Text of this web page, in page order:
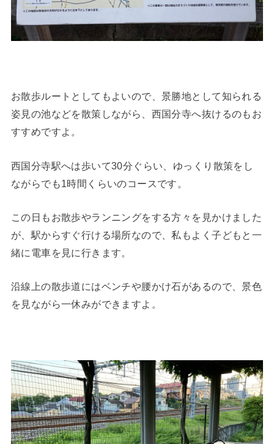
お散歩ルートとしてもよいので、景勝地として知られる
姿見の池などを散策しながら、西国分寺へ抜けるのもお
すすめですよ。
西国分寺駅へは歩いて30分ぐらい、ゆっくり散策をし
ながらでも1時間くらいのコースです。
この日もお散歩やランニングをする方々を見かけました
が、駅からすぐ行ける場所なので、私もよく子どもと一
緒に電車を見に行きます。
沿線上の散歩道にはベンチや腰かけ石があるので、景色
を見ながら一休みができますよ。